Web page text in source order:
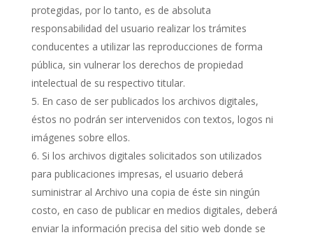
protegidas, por lo tanto, es de absoluta
responsabilidad del usuario realizar los trámites
conducentes a utilizar las reproducciones de forma
pública, sin vulnerar los derechos de propiedad
intelectual de su respectivo titular.
En caso de ser publicados los archivos digitales,
éstos no podrán ser intervenidos con textos, logos ni
imágenes sobre ellos.
Si los archivos digitales solicitados son utilizados
para publicaciones impresas, el usuario deberá
suministrar al Archivo una copia de éste sin ningún
costo, en caso de publicar en medios digitales, deberá
enviar la información precisa del sitio web donde se